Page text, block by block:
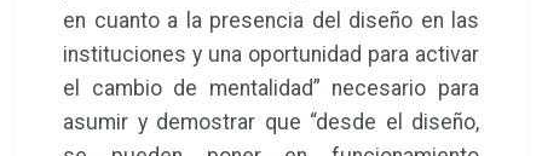
en cuanto a la presencia del diseño en las
instituciones y una oportunidad para activar
el cambio de mentalidad” necesario para
asumir y demostrar que “desde el diseño,